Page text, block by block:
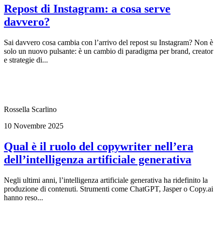
Repost di Instagram: a cosa serve
davvero?
Sai davvero cosa cambia con l’arrivo del repost su Instagram? Non è
solo un nuovo pulsante: è un cambio di paradigma per brand, creator
e strategie di...
Rossella Scarlino
10 Novembre 2025
Qual è il ruolo del copywriter nell’era
dell’intelligenza artificiale generativa
Negli ultimi anni, l’intelligenza artificiale generativa ha ridefinito la
produzione di contenuti. Strumenti come ChatGPT, Jasper o Copy.ai
hanno reso...